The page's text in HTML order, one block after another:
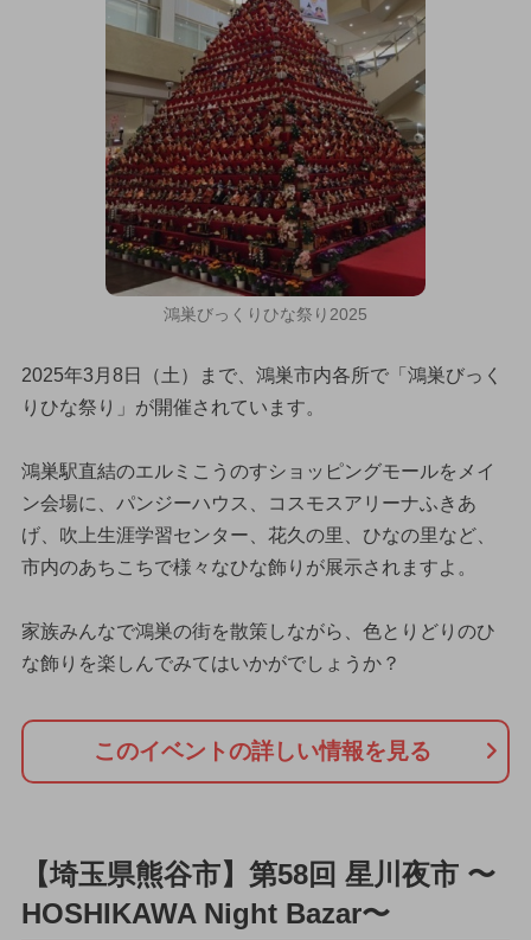
鴻巣びっくりひな祭り2025
2025年3月8日（土）まで、鴻巣市内各所で「鴻巣びっく
りひな祭り」が開催されています。
鴻巣駅直結のエルミこうのすショッピングモールをメイ
ン会場に、パンジーハウス、コスモスアリーナふきあ
げ、吹上生涯学習センター、花久の里、ひなの里など、
市内のあちこちで様々なひな飾りが展示されますよ。
家族みんなで鴻巣の街を散策しながら、色とりどりのひ
な飾りを楽しんでみてはいかがでしょうか？
このイベントの詳しい情報を見る
【埼玉県熊谷市】第58回 星川夜市 〜
HOSHIKAWA Night Bazar〜